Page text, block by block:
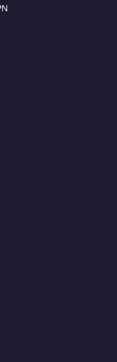
ーズに応じて異
を選択できます。
制限された、ま
ために、独自ま
そして速度・セキ
への影響